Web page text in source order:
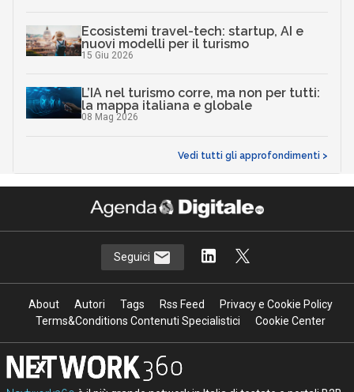
Ecosistemi travel-tech: startup, AI e
nuovi modelli per il turismo
15 Giu 2026
L’IA nel turismo corre, ma non per tutti:
la mappa italiana e globale
08 Mag 2026
Vedi tutti gli approfondimenti >
Seguici
About Autori Tags Rss Feed
Privacy e Cookie Policy
Terms&Conditions Contenuti Specialistici
Cookie Center